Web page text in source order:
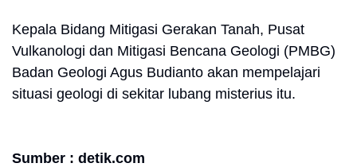
Kepala Bidang Mitigasi Gerakan Tanah, Pusat
Vulkanologi dan Mitigasi Bencana Geologi (PMBG)
Badan Geologi Agus Budianto akan mempelajari
situasi geologi di sekitar lubang misterius itu.
Sumber : detik.com